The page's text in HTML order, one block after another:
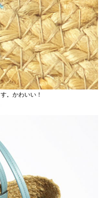
。かわいい！